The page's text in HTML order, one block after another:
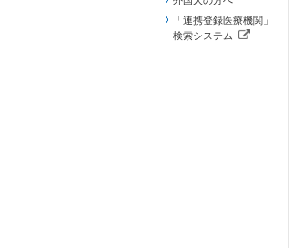
「連携登録医療機関」
検索システム